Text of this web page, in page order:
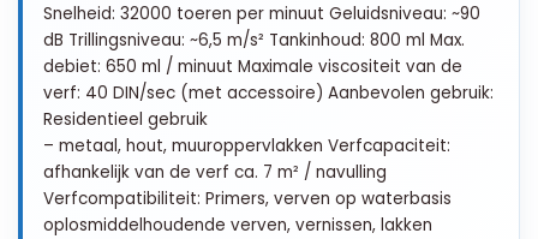
Snelheid: 32000 toeren per minuut Geluidsniveau: ~90
dB Trillingsniveau: ~6,5 m/s² Tankinhoud: 800 ml Max.
debiet: 650 ml / minuut Maximale viscositeit van de
verf: 40 DIN/sec (met accessoire) Aanbevolen gebruik:
Residentieel gebruik
– metaal, hout, muuroppervlakken Verfcapaciteit:
afhankelijk van de verf ca. 7 m² / navulling
Verfcompatibiliteit: Primers, verven op waterbasis
oplosmiddelhoudende verven, vernissen, lakken